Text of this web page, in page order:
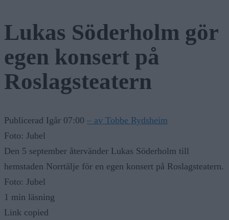
Lukas Söderholm gör
egen konsert på
Roslagsteatern
Publicerad Igår 07:00 – av Tobbe Rydsheim
Foto: Jubel
Den 5 september återvänder Lukas Söderholm till
hemstaden Norrtälje för en egen konsert på Roslagsteatern.
Foto: Jubel
1 min läsning
Link copied